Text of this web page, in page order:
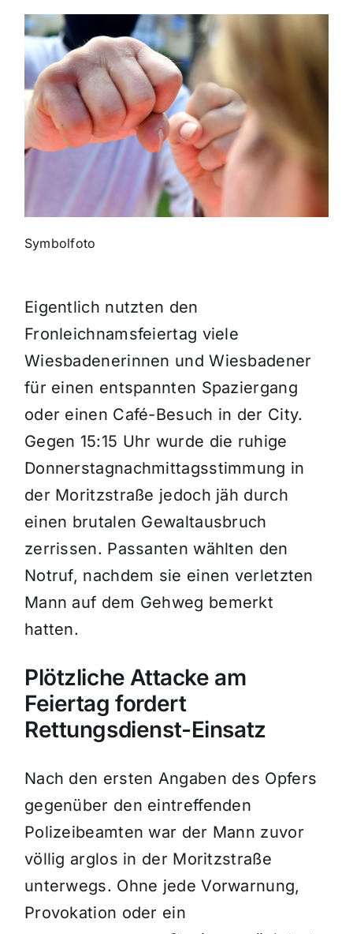
Polizeimeldungen
Themen und Termine
Gewinnspiele
Symbolfoto
Eigentlich nutzten den
Fronleichnamsfeiertag viele
Wiesbadenerinnen und Wiesbadener
für einen entspannten Spaziergang
oder einen Café-Besuch in der City.
Gegen 15:15 Uhr wurde die ruhige
Donnerstagnachmittagsstimmung in
der Moritzstraße jedoch jäh durch
einen brutalen Gewaltausbruch
zerrissen. Passanten wählten den
Notruf, nachdem sie einen verletzten
Mann auf dem Gehweg bemerkt
hatten.
Plötzliche Attacke am
Feiertag fordert
Rettungsdienst-Einsatz
Nach den ersten Angaben des Opfers
gegenüber den eintreffenden
Polizeibeamten war der Mann zuvor
völlig arglos in der Moritzstraße
unterwegs. Ohne jede Vorwarnung,
Provokation oder ein